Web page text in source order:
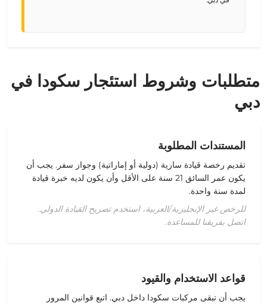
متطلبات وشروط استئجار سكودا في
دبي
المستندات المطلوبة
تقديم رخصة قيادة سارية (دولية أو إماراتية) وجواز سفر. يجب أن
يكون عمر السائق 21 سنة على الأقل وأن يكون لديه خبرة قيادة
لمدة سنة واحدة.
للرخص غير الإنجليزية/العربية، استخدم تصريح القيادة الدولي.
اتصل بفريقنا للمساعدة.
قواعد الاستخدام والقيود
يجب أن تبقى مركبات سكودا داخل دبي. اتبع قوانين المرور